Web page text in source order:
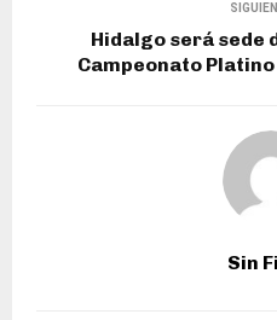
Hidalgo será sede
Campeonato
Sin